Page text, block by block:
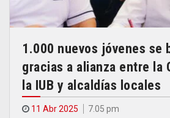
1.000 nuevos jóvenes se
gracias a alianza entre la
la IUB y alcaldías locales
11 Abr 2025 7.05 pm